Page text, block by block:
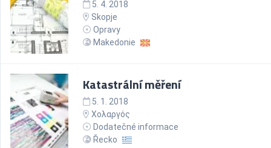
5. 4. 2018
Skopje
Opravy
Makedonie
Katastrální měření
5. 1. 2018
Χολαργός
Dodatečné informace
Řecko